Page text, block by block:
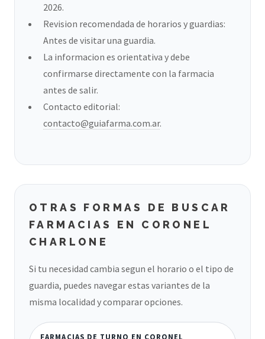
2026.
Revision recomendada de horarios y guardias:
Antes de visitar una guardia.
La informacion es orientativa y debe
confirmarse directamente con la farmacia
antes de salir.
Contacto editorial:
contacto@guiafarma.com.ar.
OTRAS FORMAS DE BUSCAR
FARMACIAS EN CORONEL
CHARLONE
Si tu necesidad cambia segun el horario o el tipo de
guardia, puedes navegar estas variantes de la
misma localidad y comparar opciones.
FARMACIAS DE TURNO EN CORONEL